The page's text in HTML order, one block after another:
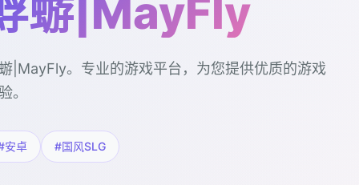
蝣|MayFly
|MayFly。专业的游戏平台，为您提供优质的游戏
。
安卓 #国风SLG